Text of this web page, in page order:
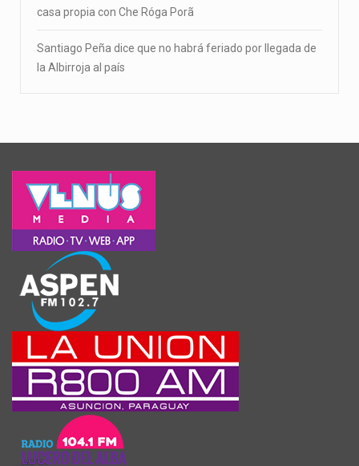
casa propia con Che Róga Porã
Santiago Peña dice que no habrá feriado por llegada de
la Albirroja al país